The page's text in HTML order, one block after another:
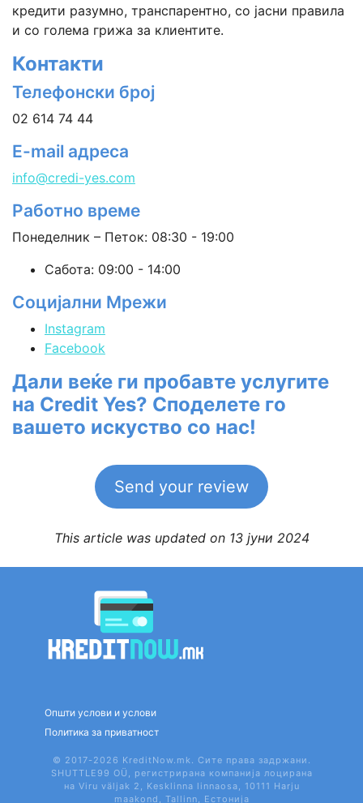
кредити разумно, транспарентно, со јасни правила
и со голема грижа за клиентите.
Контакти
Телефонски број
02 614 74 44
E-mail адреса
info@credi-yes.com
Работно време
Понеделник – Петок: 08:30 - 19:00
Сабота: 09:00 - 14:00
Социјални Мрежи
Instagram
Facebook
Дали веќе ги пробавте услугите
на Credit Yes? Споделете го
вашето искуство со нас!
Send your review
This article was updated on 13 јуни 2024
Општи услови и услови
Политика за приватност
© 2017-2026 KreditNow.mk. Сите права задржани.
SHUTTLE99 OÜ, регистрирана компанија лоцирана
на Viru väljak 2, Kesklinna linnaosa, 10111 Harju
maakond, Tallinn, Естонија